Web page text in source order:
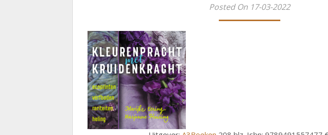
Posted On 17-03-2022